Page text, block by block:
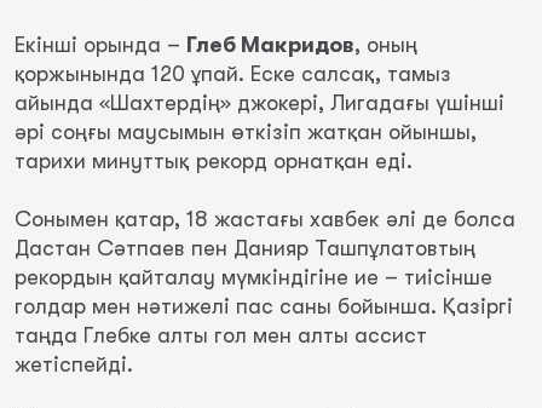
Екінші орында – Глеб Макридов, оның
қоржынында 120 ұпай. Еске салсақ, тамыз
айында «Шахтердің» джокері, Лигадағы үшінші
әрі соңғы маусымын өткізіп жатқан ойыншы,
тарихи минуттық рекорд орнатқан еді.
Сонымен қатар, 18 жастағы хавбек әлі де болса
Дастан Сәтпаев пен Данияр Ташпұлатовтың
рекордын қайталау мүмкіндігіне ие – тиісінше
голдар мен нәтижелі пас саны бойынша. Қазіргі
таңда Глебке алты гол мен алты ассист
жетіспейді.